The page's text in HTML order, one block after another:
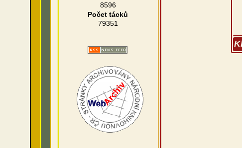
8596
Počet tácků
79351